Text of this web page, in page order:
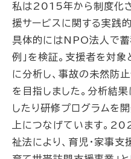
私は2015年から制度化
援サービスに関する実践
具体的にはNPO法人で蓄
例」を検証。支援者を対象
に分析し、事故の未然防
を目指しました。分析結
したり研修プログラムを
上につなげています。
祉法により、育児・家事支